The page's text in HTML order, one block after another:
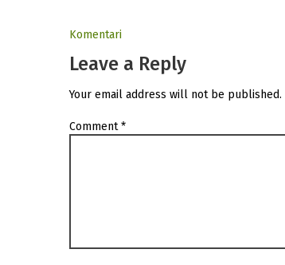
Komentari
Leave a Reply
Your email address will not be published.
Comment*